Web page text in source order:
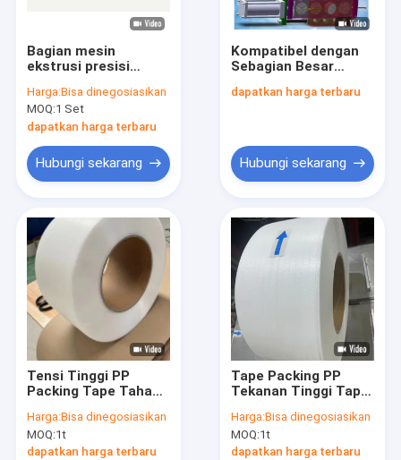
Bagian mesin
ekstrusi presisi
akurat dan konsisten
Harga:Bisa dinegosiasikan
MOQ:1 Set
dapatkan harga terbaru
Hubungi sekarang
Kompatibel dengan
Sebagian Besar
Pengemasan Karton
Disesuaikan
dapatkan harga terbaru
Hubungi sekarang
Tensi Tinggi PP
Packing Tape Tahan
Buckling
Harga:Bisa dinegosiasikan
MOQ:1t
dapatkan harga terbaru
Tape Packing PP
Tekanan Tinggi Tape
Polypropylene Untuk
Buckling
Harga:Bisa dinegosiasikan
MOQ:1t
dapatkan harga terbaru